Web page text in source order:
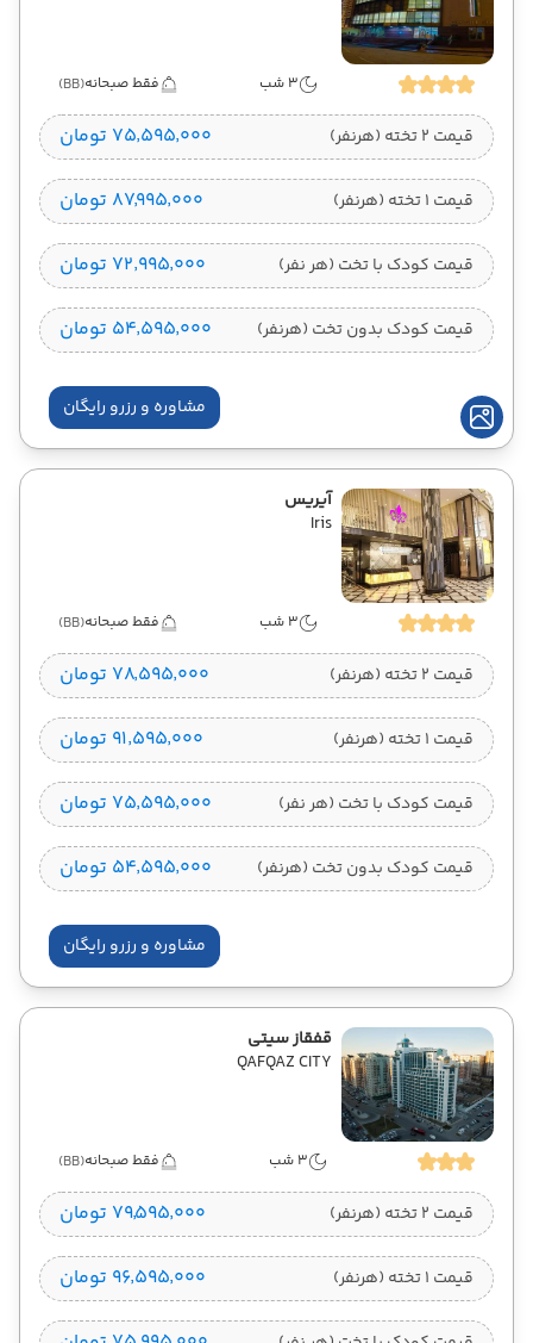
3 شب فقط صبحانه(BB)
قیمت 2 تخته (هرنفر) ۷۵٬۵۹۵٬۰۰۰ تومان
قیمت 1 تخته (هرنفر) ۸۷٬۹۹۵٬۰۰۰ تومان
قیمت کودک با تخت (هر نفر) ۷۲٬۹۹۵٬۰۰۰ تومان
قیمت کودک بدون تخت (هرنفر) ۵۴٬۵۹۵٬۰۰۰ تومان
مشاوره و رزرو رایگان
آیریس
Iris
3 شب فقط صبحانه(BB)
قیمت 2 تخته (هرنفر) ۷۸٬۵۹۵٬۰۰۰ تومان
قیمت 1 تخته (هرنفر) ۹۱٬۵۹۵٬۰۰۰ تومان
قیمت کودک با تخت (هر نفر) ۷۵٬۵۹۵٬۰۰۰ تومان
قیمت کودک بدون تخت (هرنفر) ۵۴٬۵۹۵٬۰۰۰ تومان
مشاوره و رزرو رایگان
قفقاز سیتی
QAFQAZ CITY
3 شب فقط صبحانه(BB)
قیمت 2 تخته (هرنفر) ۷۹٬۵۹۵٬۰۰۰ تومان
قیمت 1 تخته (هرنفر) ۹۶٬۵۹۵٬۰۰۰ تومان